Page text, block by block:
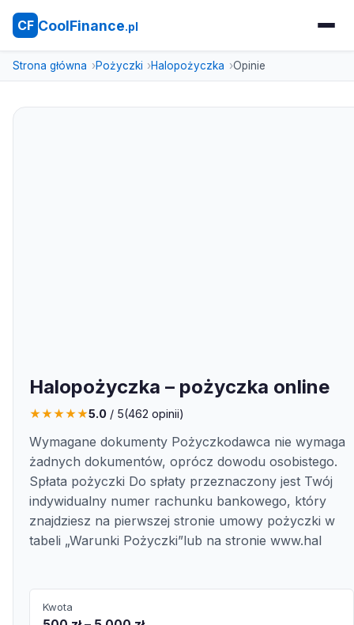
CF CoolFinance.pl
Strona główna Pożyczki Halopożyczka Opinie
Halopożyczka – pożyczka online
★★★★★5.0 / 5(462 opinii)
Wymagane dokumenty Pożyczkodawca nie wymaga
żadnych dokumentów, oprócz dowodu osobistego.
Spłata pożyczki Do spłaty przeznaczony jest Twój
indywidualny numer rachunku bankowego, który
znajdziesz na pierwszej stronie umowy pożyczki w
tabeli „Warunki Pożyczki”lub na stronie www.hal
Kwota